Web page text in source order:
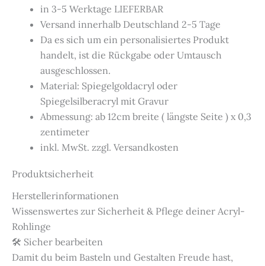
in 3-5 Werktage LIEFERBAR
Versand innerhalb Deutschland 2-5 Tage
Da es sich um ein personalisiertes Produkt
handelt, ist die Rückgabe oder Umtausch
ausgeschlossen.
Material: Spiegelgoldacryl oder
Spiegelsilberacryl mit Gravur
Abmessung: ab 12cm breite ( längste Seite ) x 0,3
zentimeter
inkl. MwSt. zzgl. Versandkosten
Produktsicherheit
Herstellerinformationen
Wissenswertes zur Sicherheit & Pflege deiner Acryl-
Rohlinge
🛠️ Sicher bearbeiten
Damit du beim Basteln und Gestalten Freude hast,